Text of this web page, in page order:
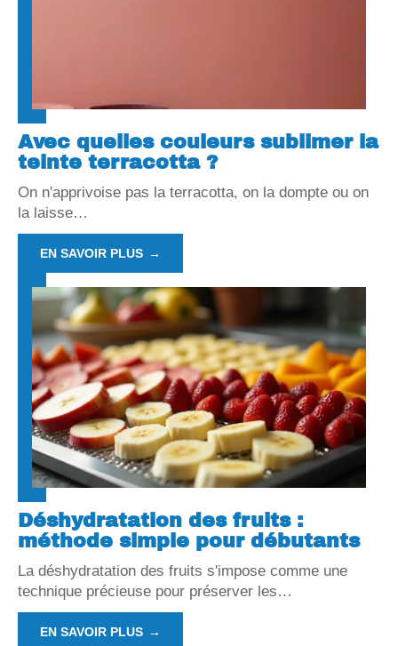
Avec quelles couleurs sublimer la
teinte terracotta ?
On n'apprivoise pas la terracotta, on la dompte ou on
la laisse…
EN SAVOIR PLUS
Déshydratation des fruits :
méthode simple pour débutants
La déshydratation des fruits s'impose comme une
technique précieuse pour préserver les…
EN SAVOIR PLUS